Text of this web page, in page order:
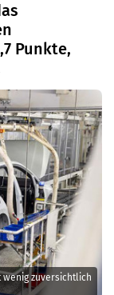
zuversichtlich
Punkte,